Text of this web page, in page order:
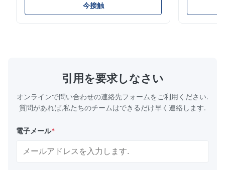
soft sectional sofa designed for small
spaces, featuring a contemporary light gray
今接触
引用を要求しなさい
オンラインで問い合わせの連絡先フォームをご利用ください.
質問があれば,私たちのチームはできるだけ早く連絡します.
電子メール*